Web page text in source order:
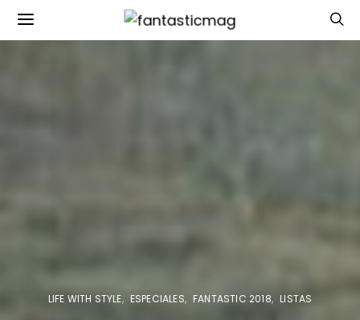
LIFE WITH STYLE ESPECIALES FANTASTIC 2018 LISTAS